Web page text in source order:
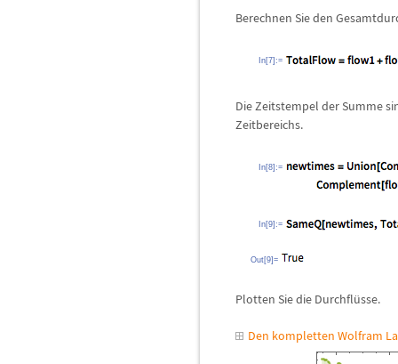
Berechnen Sie den
In[7]:=
Die Zeitstempel der Summe
Zeitbereichs.
In[8]:=
In[9]:=
Out[9]=
Plotten Sie die Durchflüsse.
Den kompletten Wolfram